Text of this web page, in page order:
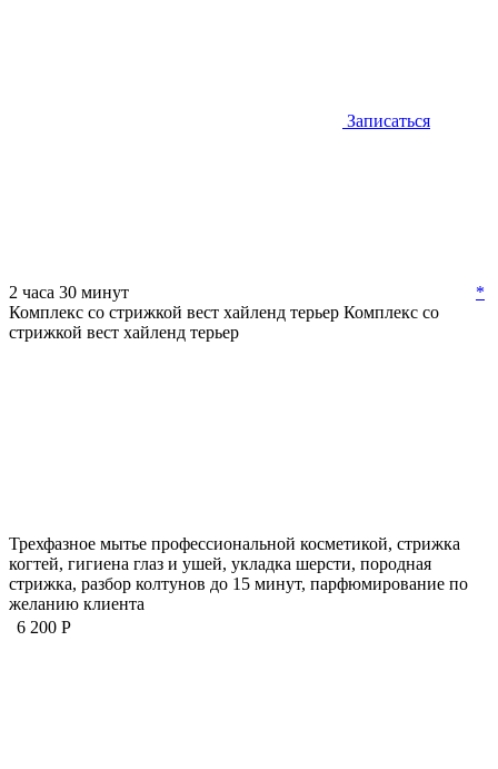
Записаться
2 часа 30 минут
*
Комплекс со стрижкой вест хайленд терьер Комплекс со
стрижкой вест хайленд терьер
Трехфазное мытье профессиональной косметикой, стрижка
когтей, гигиена глаз и ушей, укладка шерсти, породная
стрижка, разбор колтунов до 15 минут, парфюмирование по
желанию клиента
6 200 Р